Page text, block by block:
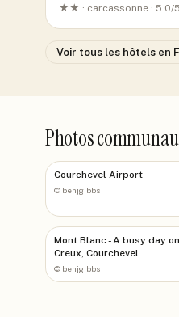
★★ · carcassonne · 5.0/5
Voir tous les hôtels en
Photos
Courchevel Airport
© benjgibbs
Mont Blanc - A busy day on
Creux, Courchevel
© benjgibbs